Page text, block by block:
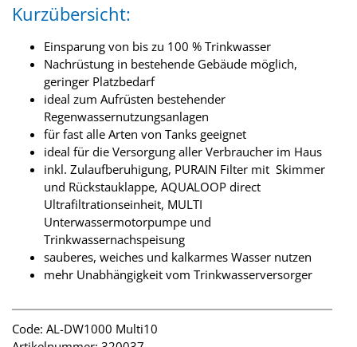
Kurzübersicht:
Einsparung von bis zu 100 % Trinkwasser
Nachrüstung in bestehende Gebäude möglich,
geringer Platzbedarf
ideal zum Aufrüsten bestehender
Regenwassernutzungsanlagen
für fast alle Arten von Tanks geeignet
ideal für die Versorgung aller Verbraucher im Haus
inkl. Zulaufberuhigung, PURAIN Filter mit Skimmer
und Rückstauklappe, AQUALOOP direct
Ultrafiltrationseinheit, MULTI
Unterwassermotorpumpe und
Trinkwassernachspeisung
sauberes, weiches und kalkarmes Wasser nutzen
mehr Unabhängigkeit vom Trinkwasserversorger
Code: AL-DW1000 Multi10